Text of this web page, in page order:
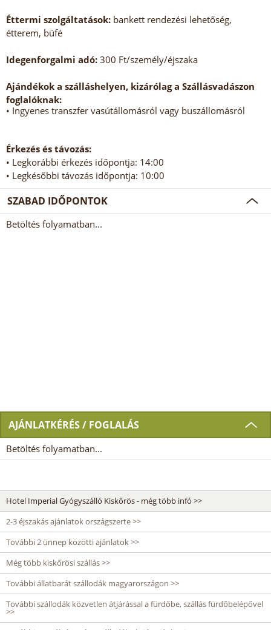
Éttermi szolgáltatások: bankett rendezési lehetőség,
étterem, büfé
Idegenforgalmi adó: 300 Ft/személy/éjszaka
Ajándékok a szálláshelyen, kizárólag a Szállásvadászon
foglalóknak:
• Ingyenes transzfer vasútállomásról vagy buszállomásról
Érkezés és távozás:
• Legkorábbi érkezés időpontja: 14:00
• Legkésőbbi távozás időpontja: 10:00
SZABAD IDŐPONTOK
Betöltés folyamatban...
AJÁNLATKÉRÉS / FOGLALÁS
Betöltés folyamatban...
Hotel Imperial Gyógyszálló Kiskőrös - még több infó >>
2-3 éjszakás ajánlatok országszerte >>
További 2 ünnep közötti ajánlatok >>
Még több kiskőrösi szállás >>
További állatbarát szállodák magyarországon >>
További szállodák közvetlen átjárással a fürdőbe, szállás fürdőbelépővel
>>